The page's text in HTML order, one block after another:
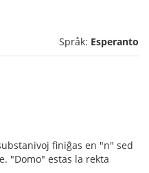
Språk: Esperanto
finiĝas en "n" sed
"Domo" estas la rekta